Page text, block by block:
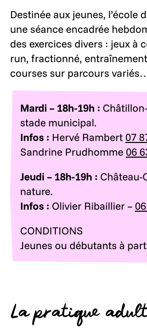
Destinée aux jeunes, l’école
une séance encadrée
des exercices divers : jeux à
run, fractionné,
courses sur parcours
Mardi – 18h-19h :
stade municipal.
Infos : Hervé Rambert 07
Sandrine Prudhomme 06
Jeudi – 18h-19h : Château-
nature.
Infos : Olivier Ribaillier –
CONDITIONS
Jeunes ou débutants à
La pratique